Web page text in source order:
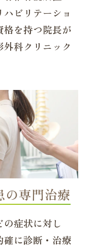
ビリテーショ
格を持つ院長が
科クリニック
の専門治療
症状に対し
確に診断・治療